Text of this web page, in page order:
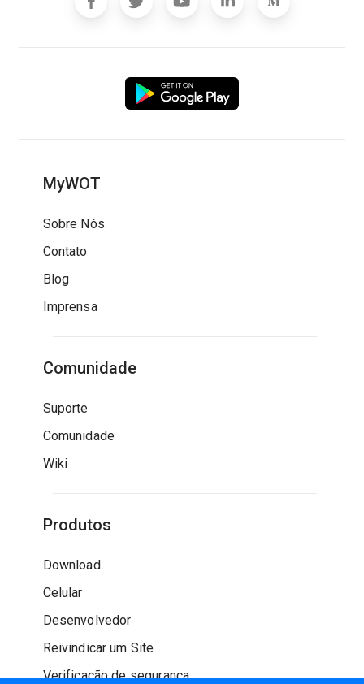
MyWOT
Sobre Nós
Contato
Blog
Imprensa
Comunidade
Suporte
Comunidade
Wiki
Produtos
Download
Celular
Desenvolvedor
Reivindicar um Site
Verificação de segurança